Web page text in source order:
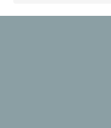
Mobilier